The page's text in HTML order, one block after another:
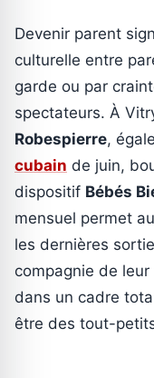
Devenir parent
culturelle entre
garde ou par
spectateurs. À
Robespierre,
cubain de juin,
dispositif Bébés
mensuel permet
les dernières
compagnie de
dans un cadre
être des tout-